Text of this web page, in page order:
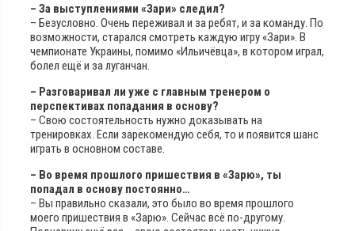
– За выступлениями «Зари» следил?
– Безусловно. Очень переживал и за ребят, и за команду. По
возможности, старался смотреть каждую игру «Зари». В
чемпионате Украины, помимо «Ильичёвца», в котором играл,
болел ещё и за луганчан.
– Разговаривал ли уже с главным тренером о
перспективах попадания в основу?
– Свою состоятельность нужно доказывать на
тренировках. Если зарекомендую себя, то и появится шанс
играть в основном составе.
– Во время прошлого пришествия в «Зарю», ты
попадал в основу постоянно…
– Вы правильно сказали, это было во время прошлого
моего пришествия в «Зарю». Сейчас всё по-другому.